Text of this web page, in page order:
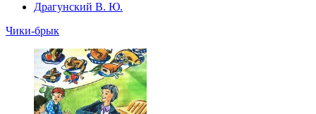
Драгунский В. Ю.
Чики-брык